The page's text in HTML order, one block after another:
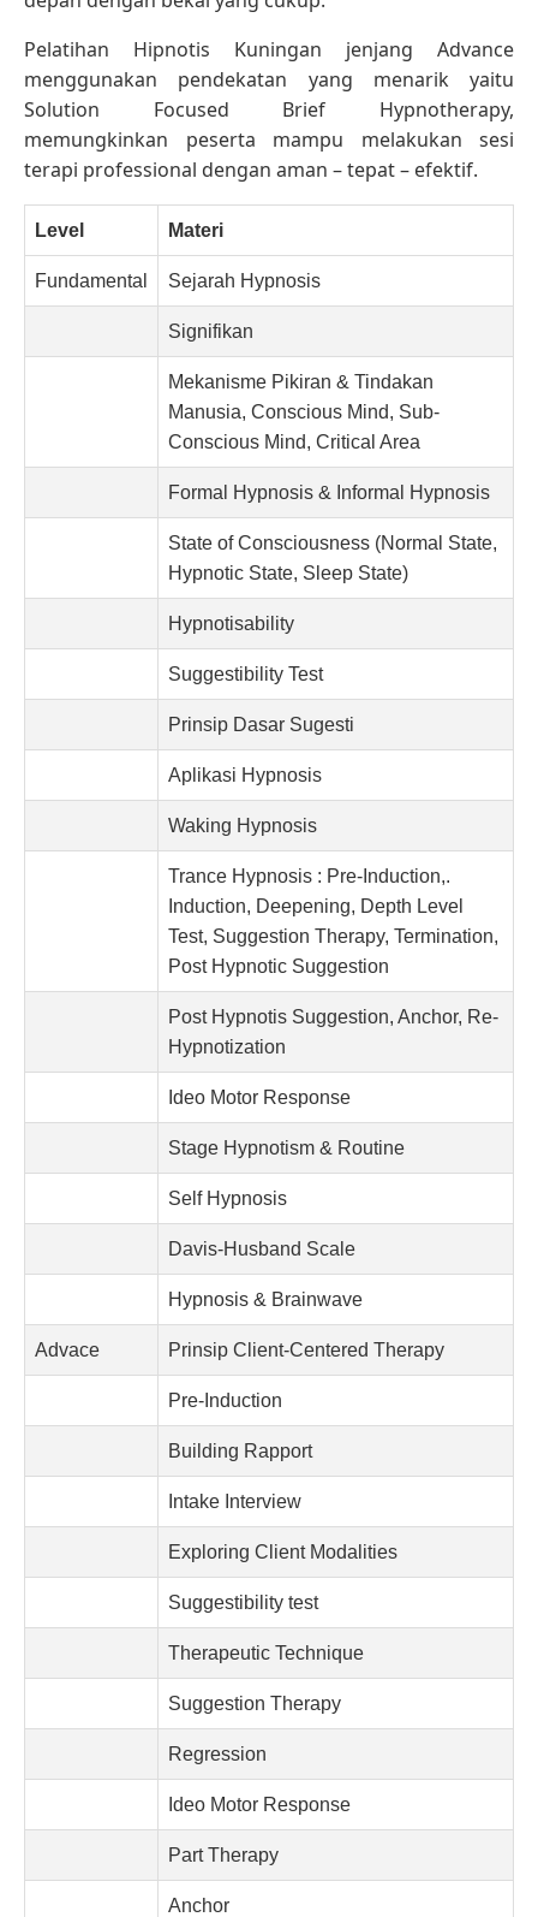
Pelatihan Hipnotis Kuningan jenjang Advance
menggunakan pendekatan yang menarik yaitu
Solution Focused Brief Hypnotherapy,
memungkinkan peserta mampu melakukan sesi
terapi professional dengan aman – tepat – efektif.
Level Materi
Fundamental Sejarah Hypnosis
Signifikan
Mekanisme Pikiran & Tindakan
Manusia, Conscious Mind, Sub-
Conscious Mind, Critical Area
Formal Hypnosis & Informal Hypnosis
State of Consciousness (Normal State,
Hypnotic State, Sleep State)
Hypnotisability
Suggestibility Test
Prinsip Dasar Sugesti
Aplikasi Hypnosis
Waking Hypnosis
Trance Hypnosis : Pre-Induction,.
Induction, Deepening, Depth Level
Test, Suggestion Therapy, Termination,
Post Hypnotic Suggestion
Post Hypnotis Suggestion, Anchor, Re-
Hypnotization
Ideo Motor Response
Stage Hypnotism & Routine
Self Hypnosis
Davis-Husband Scale
Hypnosis & Brainwave
Advace Prinsip Client-Centered Therapy
Pre-Induction
Building Rapport
Intake Interview
Exploring Client Modalities
Suggestibility test
Therapeutic Technique
Suggestion Therapy
Regression
Ideo Motor Response
Part Therapy
Anchor